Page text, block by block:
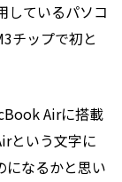
しているパソコ
チップで初と
Airに搭載
という文字に
になるかと思い